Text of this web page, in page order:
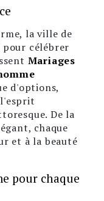
la ville de
célébrer
Mariages
d'options,
De la
chaque
et à la beauté
pour chaque